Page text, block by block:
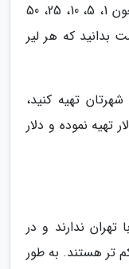
(آبی) و 200 لیر (بنفش) و سکه هایی چون 1، 5، 10، 25، 50
بدانید که هر لیر
تهیه کنید،
تهیه نموده و دلار
تهران ندارند و در
تر هستند. به طور